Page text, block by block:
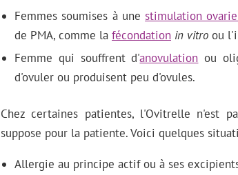
Femmes soumises à unestimulation
de PMA, comme la fécondation in vitro ou
Femme qui souffrent d'anovulation ou
d'ovuler ou produisent peu d'ovules.
Chez certaines patientes, l'Ovitrelle n'est
suppose pour la patiente. Voici quelques
Allergie au principe actif ou à ses